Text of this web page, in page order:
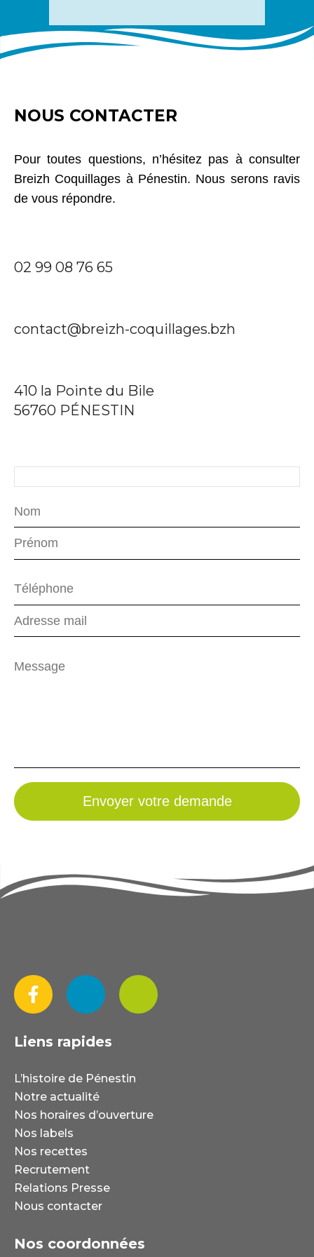
NOUS CONTACTER
Pour toutes questions, n’hésitez pas à consulter
Breizh Coquillages à Pénestin. Nous serons ravis
de vous répondre.
02 99 08 76 65
contact@breizh-coquillages.bzh
410 la Pointe du Bile
56760 PÉNESTIN
Liens rapides
L’histoire de Pénestin
Notre actualité
Nos horaires d’ouverture
Nos labels
Nos recettes
Recrutement
Relations Presse
Nous contacter
Nos coordonnées